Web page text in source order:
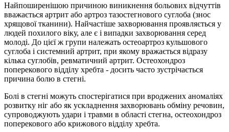
Найпоширенішою причиною виникнення больових відчуттів
вважається артрит або артроз тазостегнового суглоба (знос
хрящової тканини). Найчастіше захворювання проявляється у
людей похилого віку, але є і випадки захворювання серед
молоді. До цієї ж групи належать остеоартроз кульшового
суглоба і системний артрит, при якому вражається відразу
кілька суглобів, ревматичний артрит. Остеохондроз
поперекового відділу хребта - досить часто зустрічається
причина болю в стегні.
Болі в стегні можуть спостерігатися при вроджених аномаліях
розвитку ніг або як ускладнення захворювань обміну речовин,
супроводжують удари і травми в області стегна, остеохондроз
поперекового або крижового відділу хребта.